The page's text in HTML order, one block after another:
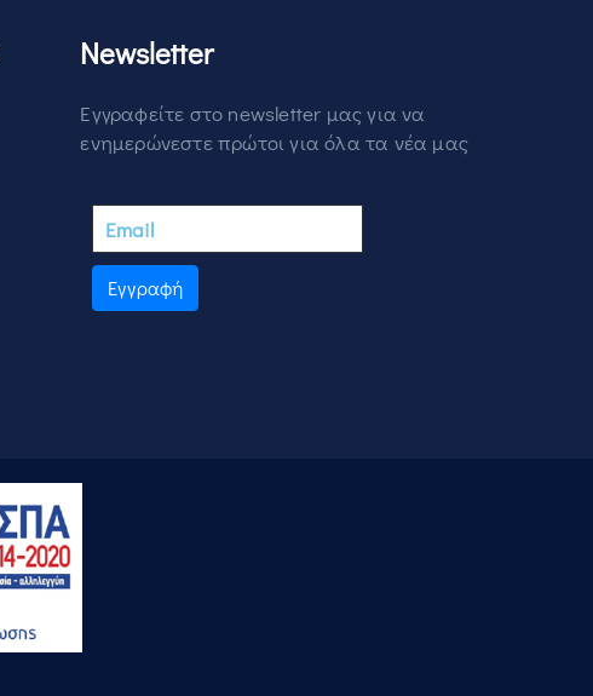
Newsletter
Εγγραφείτε στο newsletter μας για να
ενημερώνεστε πρώτοι για όλα τα νέα μας
Εγγραφή